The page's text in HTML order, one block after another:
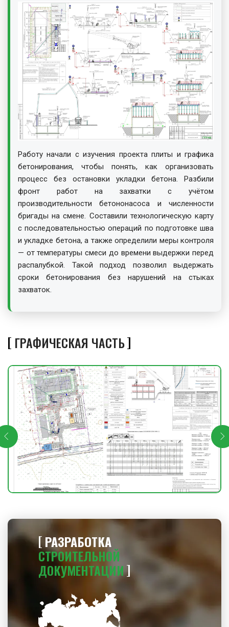
Работу начали с изучения проекта плиты и графика
бетонирования, чтобы понять, как организовать
процесс без остановки укладки бетона. Разбили
фронт работ на захватки с учётом
производительности бетононасоса и численности
бригады на смене. Составили технологическую карту
с последовательностью операций по подготовке шва
и укладке бетона, а также определили меры контроля
— от температуры смеси до времени выдержки перед
распалубкой. Такой подход позволил выдержать
сроки бетонирования без нарушений на стыках
захваток.
ГРАФИЧЕСКАЯ ЧАСТЬ
РАЗРАБОТКА
СТРОИТЕЛЬНОЙ
ДОКУМЕНТАЦИИ